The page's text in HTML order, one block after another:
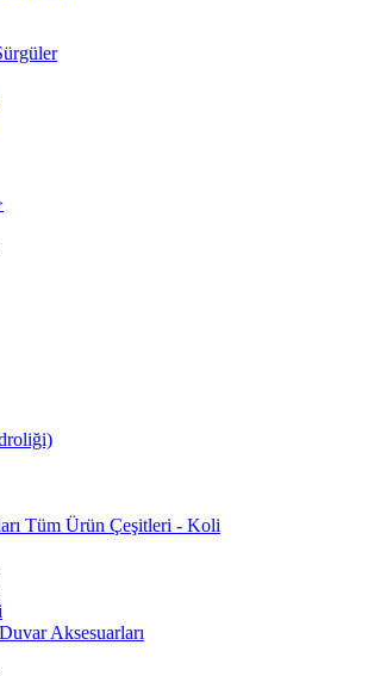
Tüm Ürün Çeşitleri - Koli
Aksesuarları